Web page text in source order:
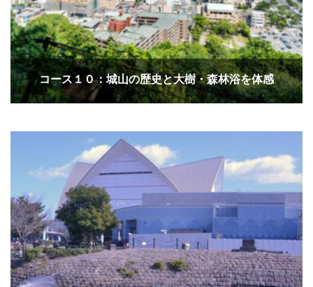
コース１０：城山の歴史と大樹・森林浴を体感